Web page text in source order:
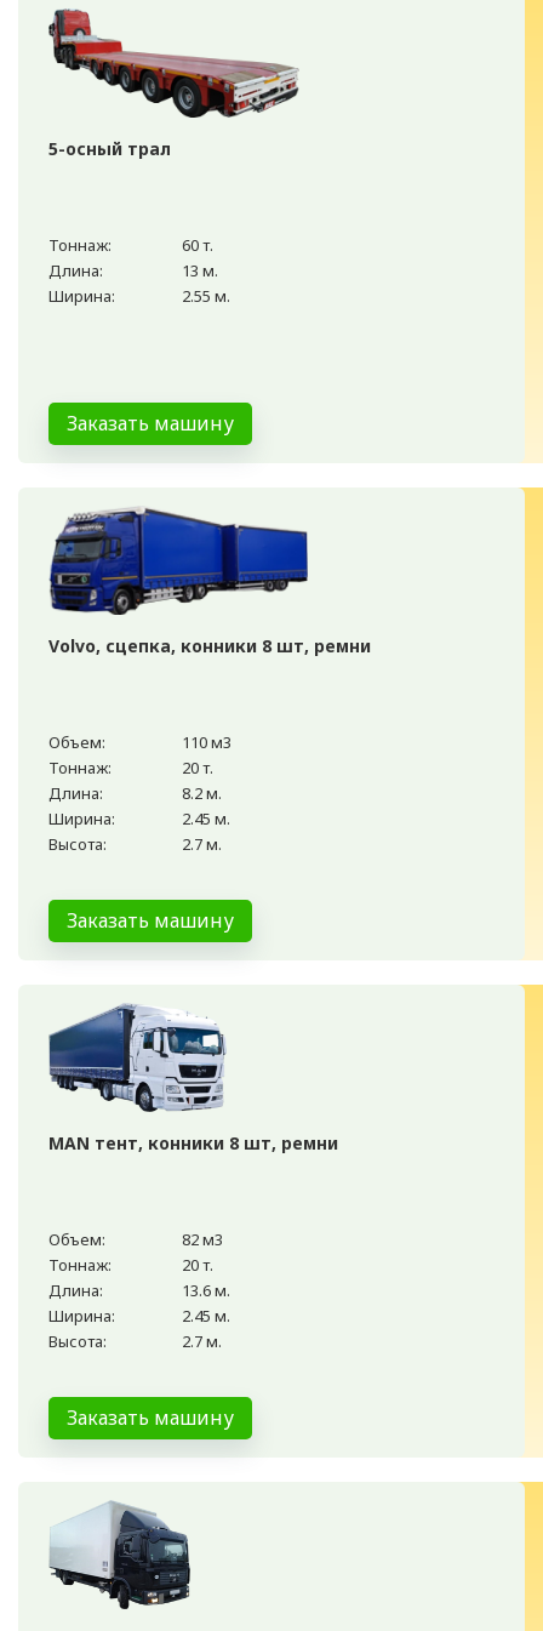
5-осный трал
Тоннаж:
60 т.
Длина:
13 м.
Ширина:
2.55 м.
Заказать машину
Volvo, сцепка, конники 8 шт, ремни
Объем:
110 м3
Тоннаж:
20 т.
Длина:
8.2 м.
Ширина:
2.45 м.
Высота:
2.7 м.
Заказать машину
MAN тент, конники 8 шт, ремни
Объем:
82 м3
Тоннаж:
20 т.
Длина:
13.6 м.
Ширина:
2.45 м.
Высота:
2.7 м.
Заказать машину